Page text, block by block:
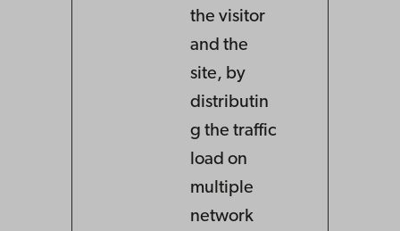
the visitor
and the
site, by
distributin
g the traffic
load on
multiple
network